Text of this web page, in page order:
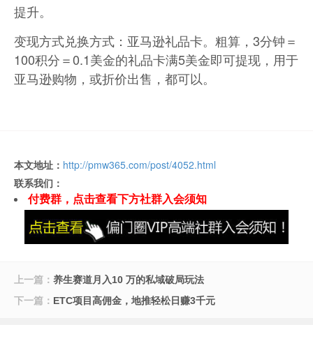
提升。
变现方式兑换方式：亚马逊礼品卡。粗算，3分钟＝
100积分＝0.1美金的礼品卡满5美金即可提现，用于
亚马逊购物，或折价出售，都可以。
本文地址： http://pmw365.com/post/4052.html
联系我们：
付费群，点击查看下方社群入会须知
上一篇： 养生赛道月入10 万的私域破局玩法
下一篇： ETC项目高佣金，地推轻松日赚3千元